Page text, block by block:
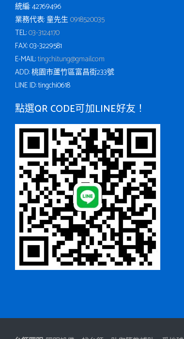
統編: 42769496
業務代表: 童先生0918520035
TEL:03-3124170
FAX: 03-3229581
E-MAIL:tingchi.tung@gmail.com
ADD: 桃園市蘆竹區富昌街233號
LINE ID: tingchi0618
點選QR CODE可加LINE好友！